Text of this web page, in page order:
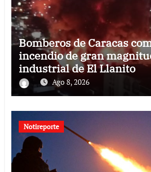
Bomberos de Caracas
incendio de gran
industrial de El Llanito
Ago 8, 2026
Notireporte